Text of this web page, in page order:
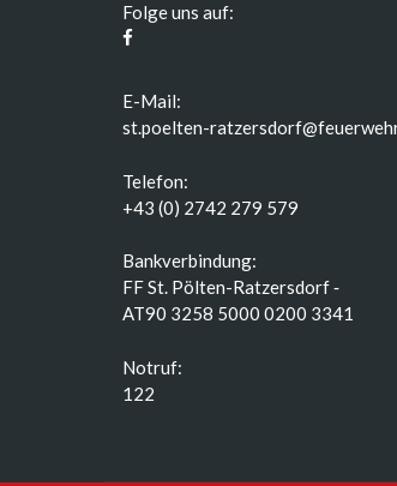
Folge uns auf:
E-Mail:
st.poelten-
Telefon:
+43 (0) 2742 279 579
Bankverbindung:
FF St. Pölten-Ratzersdorf ‑
AT90 3258 5000 0200 3341
Notruf:
122